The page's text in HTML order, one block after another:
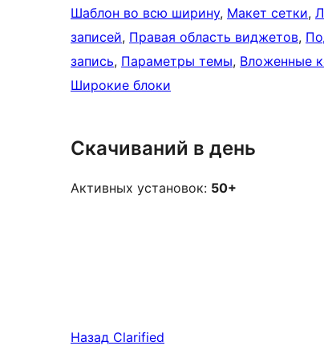
Шаблон во всю ширину, Макет сетки,
записей, Правая область виджетов,
запись, Параметры темы, Вложенные
Широкие блоки
Скачиваний в день
Активных установок: 50+
Назад Clarified